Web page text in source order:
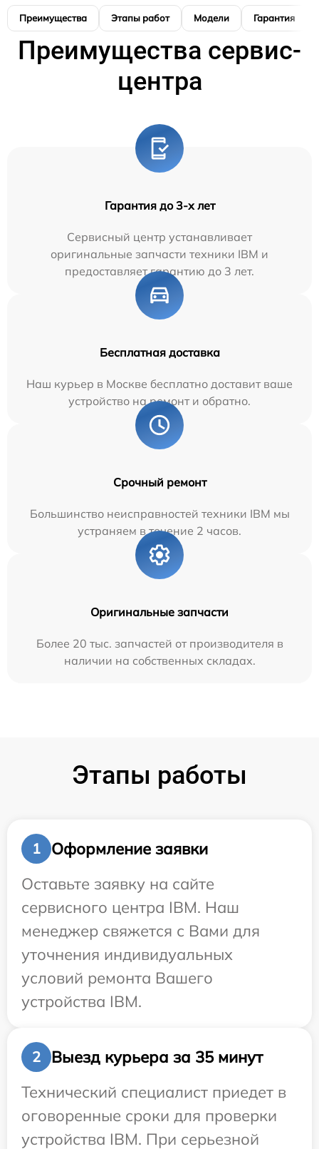
Преимущества Этапы работ Модели Гарантия
Преимущества сервис-
центра
Гарантия до 3-х лет
Сервисный центр устанавливает
оригинальные запчасти техники IBM и
предоставляет гарантию до 3 лет.
Бесплатная доставка
Наш курьер в Москве бесплатно доставит ваше
устройство на ремонт и обратно.
Срочный ремонт
Большинство неисправностей техники IBM мы
устраняем в течение 2 часов.
Оригинальные запчасти
Более 20 тыс. запчастей от производителя в
наличии на собственных складах.
Этапы работы
1
Оформление заявки
Оставьте заявку на сайте
сервисного центра IBM. Наш
менеджер свяжется с Вами для
уточнения индивидуальных
условий ремонта Вашего
устройства IBM.
2
Выезд курьера за 35 минут
Технический специалист приедет в
оговоренные сроки для проверки
устройства IBM. При серьезной